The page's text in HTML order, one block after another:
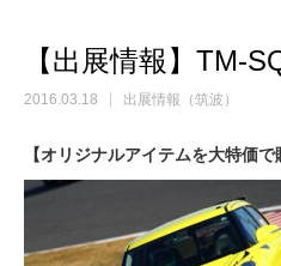
【出展情報】TM-
2016.03.18 出展情報（筑波）
【オリジナルアイテムを大特価で